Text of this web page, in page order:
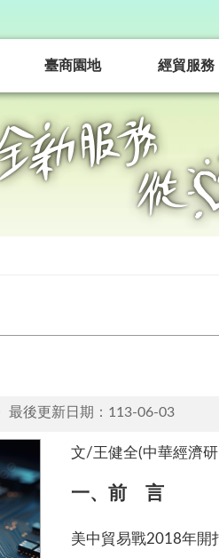
臺商園地 經貿服務
最後更新日期：113-06-03
文/王健全(中華經濟
一、前 言
美中貿易戰2018年開